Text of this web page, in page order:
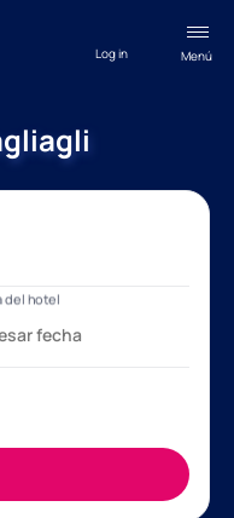
Menú
Log in